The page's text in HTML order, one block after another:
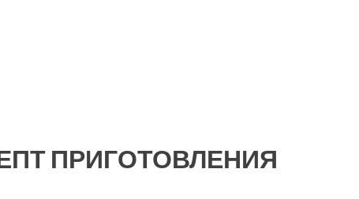
ПРИГОТОВЛЕНИЯ